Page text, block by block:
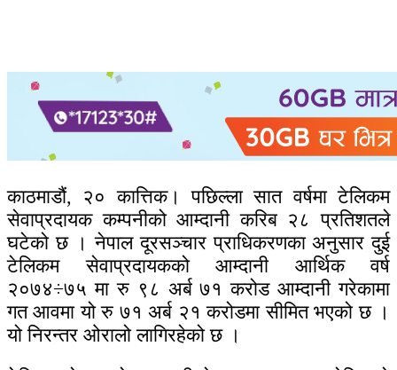
काठमाडौं, २० कात्तिक। पछिल्ला सात वर्षमा टेलिकम
सेवाप्रदायक कम्पनीको आम्दानी करिब २८ प्रतिशतले
घटेको छ । नेपाल दूरसञ्चार प्राधिकरणका अनुसार दुई
टेलिकम सेवाप्रदायकको आम्दानी आर्थिक वर्ष
२०७४÷७५ मा रु ९८ अर्ब ७१ करोड आम्दानी गरेकामा
गत आवमा यो रु ७१ अर्ब २१ करोडमा सीमित भएको छ ।
यो निरन्तर ओरालो लागिरहेको छ ।